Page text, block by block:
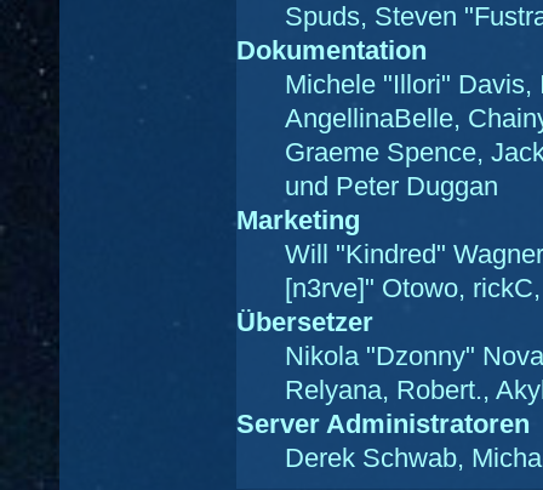
Spuds, Steven
Dokumentation
Michele "Illori" Davis,
AngellinaBelle,
Graeme Spence,
und Peter Duggan
Marketing
Will "Kindred"
[n3rve]" Otowo,
Übersetzer
Nikola "Dzonny"
Relyana, Robert.,
Server Administratoren
Derek Schwab,